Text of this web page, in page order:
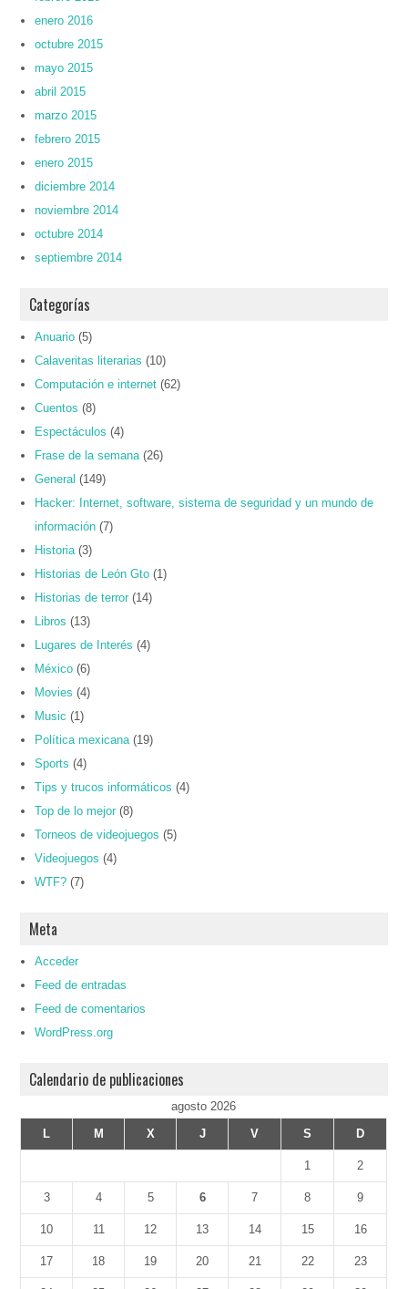
enero 2016
octubre 2015
mayo 2015
abril 2015
marzo 2015
febrero 2015
enero 2015
diciembre 2014
noviembre 2014
octubre 2014
septiembre 2014
Categorías
Anuario (5)
Calaveritas literarias (10)
Computación e internet (62)
Cuentos (8)
Espectáculos (4)
Frase de la semana (26)
General (149)
Hacker: Internet, software, sistema de seguridad y un mundo de
información (7)
Historia (3)
Historias de León Gto (1)
Historias de terror (14)
Libros (13)
Lugares de Interés (4)
México (6)
Movies (4)
Music (1)
Política mexicana (19)
Sports (4)
Tips y trucos informáticos (4)
Top de lo mejor (8)
Torneos de videojuegos (5)
Videojuegos (4)
WTF? (7)
Meta
Acceder
Feed de entradas
Feed de comentarios
WordPress.org
Calendario de publicaciones
agosto 2026
L
M X J V S D
1 2
3 4 5 6 7 8 9
10 11 12 13 14 15 16
17 18 19 20 21 22 23